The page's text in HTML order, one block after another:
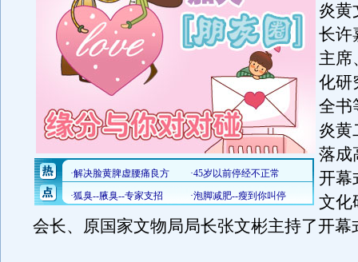
炎黄
长许
主席
化研
全书
炎黄
落成
开幕
文化
会长、原国家文物局局长张文彬主持了开幕